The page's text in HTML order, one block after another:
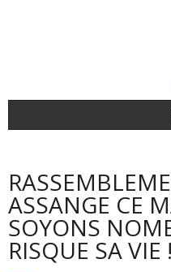
POUR AGIR
AGENDA
ASSANGE CE
SOYONS
RISQUE SA VIE !